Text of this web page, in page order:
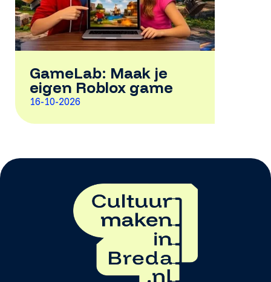
16-10-2026
GameLab: Maak je
eigen Roblox game